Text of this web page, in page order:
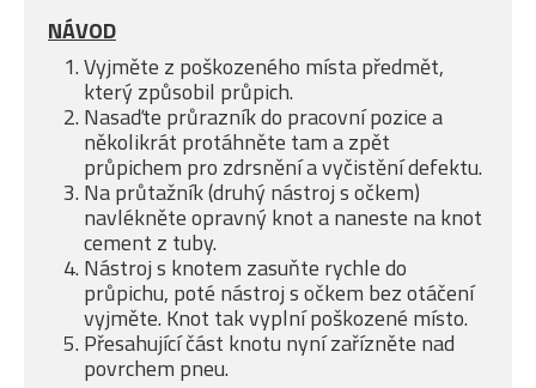
NÁVOD
Vyjměte z poškozeného místa předmět,
který způsobil průpich.
Nasaďte průrazník do pracovní pozice a
několikrát protáhněte tam a zpět
průpichem pro zdrsnění a vyčistění defektu.
Na průtažník (druhý nástroj s očkem)
navlékněte opravný knot a naneste na knot
cement z tuby.
Nástroj s knotem zasuňte rychle do
průpichu, poté nástroj s očkem bez otáčení
vyjměte. Knot tak vyplní poškozené místo.
Přesahující část knotu nyní zařízněte nad
povrchem pneu.